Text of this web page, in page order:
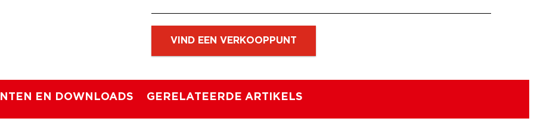
VIND EEN VERKOOPPUNT
EN DOWNLOADS GERELATEERDE ARTIKELS